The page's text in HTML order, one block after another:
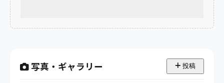
写真・ギャラリー 投稿